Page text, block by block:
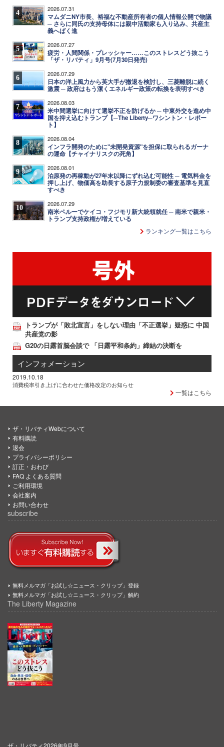
4 2026.07.31
マムダニNY市長、裕福な不動産所有者の個人情報公開で物議
─ さらに同氏の支持母体には親中活動家も入り込み、共産主
義へばく進
5 2026.07.27
疲労・人間関係・プレッシャー……このストレスどう抜こう
「ザ・リバティ」9月号(7月30日発売)
6 2026.07.29
日本の洋上風力から英大手が撤退を検討し、三菱離脱に続く
激震 ─ 政府はもう潔くエネルギー政策の転換を表明すべき
7 2026.08.03
米中間選挙に向けて選挙不正を防げるか ─ 中東外交を進め中
国を抑え込むトランプ【─The Liberty─ワシントン・レポー
ト】
8 2026.08.04
インフラ開発のために"未開発資源"を担保に取られるガーナ
の運命【チャイナリスクの死角】
9 2026.08.01
泊原発の再稼動が27年末以降にずれ込む可能性 ─ 電気料金を
押し上げ、物価高を助長する原子力規制委の審査基準を見直
すべき
10 2026.07.29
南米ペルーでケイコ・フジモリ新大統領就任 ─ 南米で親米・
トランプ支持政権が増えている
ランキング一覧はこちら
トランプが「敗北宣言」をしない理由「不正選挙」疑惑に 中国
共産党の影
G20の日露首脳会談で 「日露平和条約」締結の決断を
インフォメーション
2019.10.18
消費税率引き上げに合わせた価格改定のお知らせ
一覧はこちら
ザ・リバティWebについて
有料購読
退会
プライバシーポリシー
訂正・おわび
FAQ よくある質問
ご利用環境
会社案内
お問い合わせ
subscribe
無料メルマガ「お試し☆ニュース・クリップ」登録
無料メルマガ「お試し☆ニュース・クリップ」解約
The Liberty Magazine